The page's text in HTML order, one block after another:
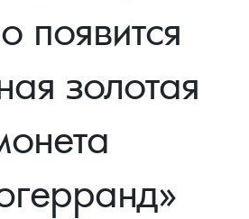
и СССР
1950г
курсов золота, серебра, платины на
появится
золотая